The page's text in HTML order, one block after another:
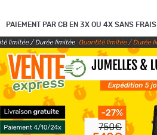
PAIEMENT PAR CB EN 3X OU 4X SANS FRAIS